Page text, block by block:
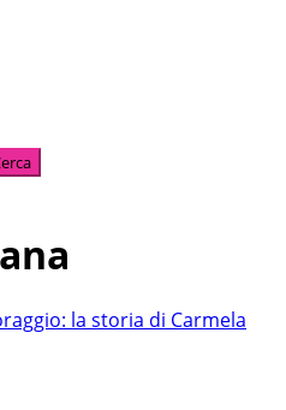
la storia di Carmela